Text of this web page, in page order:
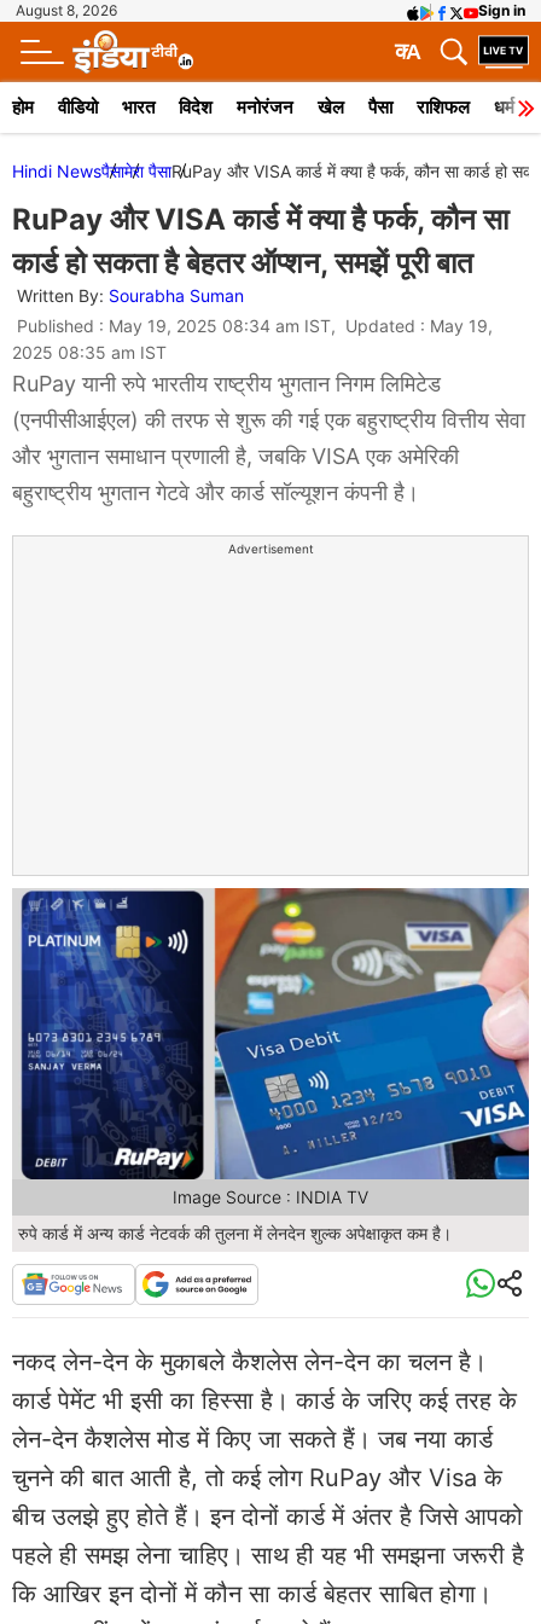
August 8, 2026 Sign in
A
क
होम वीडियो भारत विदेश मनोरंजन खेल पैसा राशिफल धर्म
Hindi Newsपैसामेरा पैसाRuPay और VISA कार्ड में क्या है फर्क, कौन सा कार्ड हो
RuPay और VISA कार्ड में क्या है फर्क, कौन सा
कार्ड हो सकता है बेहतर ऑप्शन, समझें पूरी बात
Written By: Sourabha Suman
Published : May 19, 2025 08:34 am IST, Updated : May 19,
2025 08:35 am IST
RuPay यानी रुपे भारतीय राष्ट्रीय भुगतान निगम लिमिटेड
(एनपीसीआईएल) की तरफ से शुरू की गई एक बहुराष्ट्रीय वित्तीय सेवा
और भुगतान समाधान प्रणाली है, जबकि VISA एक अमेरिकी
बहुराष्ट्रीय भुगतान गेटवे और कार्ड सॉल्यूशन कंपनी है।
Advertisement
रुपे कार्ड में अन्य कार्ड नेटवर्क की तुलना में लेनदेन शुल्क अपेक्षाकृत कम है।
Image Source : INDIA TV
नकद लेन-देन के मुकाबले कैशलेस लेन-देन का चलन है।
कार्ड पेमेंट भी इसी का हिस्सा है। कार्ड के जरिए कई तरह के
लेन-देन कैशलेस मोड में किए जा सकते हैं। जब नया कार्ड
चुनने की बात आती है, तो कई लोग RuPay और Visa के
बीच उलझे हुए होते हैं। इन दोनों कार्ड में अंतर है जिसे आपको
पहले ही समझ लेना चाहिए। साथ ही यह भी समझना जरूरी है
कि आखिर इन दोनों में कौन सा कार्ड बेहतर साबित होगा।